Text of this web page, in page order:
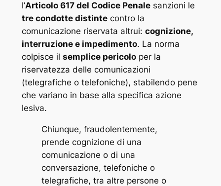
l’Articolo 617 del Codice Penalesanzioni le
tre condotte distintecontro la
comunicazione riservata altrui: cognizione,
interruzione e impedimento. La norma
colpisce il semplice pericoloper la
riservatezza delle comunicazioni
(telegrafiche o telefoniche), stabilendo pene
che variano in base alla specifica azione
lesiva.
Chiunque, fraudolentemente,
prende cognizione di una
comunicazione o di una
conversazione, telefoniche o
telegrafiche, tra altre persone o